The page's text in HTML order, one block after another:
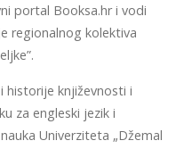
portal Booksa.hr i vodi
regionalnog kolektiva
historije književnosti i
za engleski jezik i
Univerziteta „Džemal